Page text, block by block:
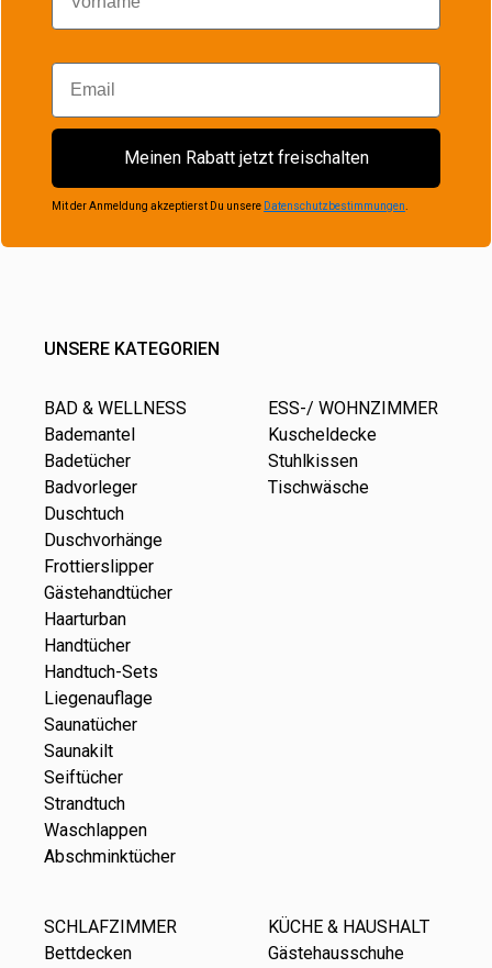
Email
Meinen Rabatt jetzt freischalten
Mit der Anmeldung akzeptierst Du unsere Datenschutzbestimmungen
UNSERE KATEGORIEN
BAD & WELLNESS
Bademantel
Badetücher
Badvorleger
Duschtuch
Duschvorhänge
Frottierslipper
Gästehandtücher
Haarturban
Handtücher
Handtuch-Sets
Liegenauflage
Saunatücher
Saunakilt
Seiftücher
Strandtuch
Waschlappen
Abschminktücher
ESS-/ WOHNZIMMER
Kuscheldecke
Stuhlkissen
Tischwäsche
SCHLAFZIMMER
Bettdecken
KÜCHE & HAUSHALT
Gästehausschuhe